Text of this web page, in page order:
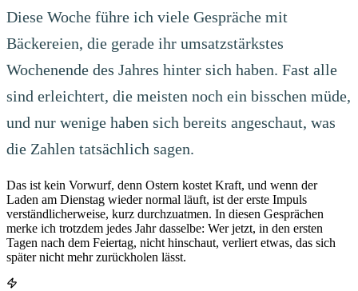
Diese Woche führe ich viele Gespräche mit
Bäckereien, die gerade ihr umsatzstärkstes
Wochenende des Jahres hinter sich haben. Fast alle
sind erleichtert, die meisten noch ein bisschen müde,
und nur wenige haben sich bereits angeschaut, was
die Zahlen tatsächlich sagen.
Das ist kein Vorwurf, denn Ostern kostet Kraft, und wenn der
Laden am Dienstag wieder normal läuft, ist der erste Impuls
verständlicherweise, kurz durchzuatmen. In diesen Gesprächen
merke ich trotzdem jedes Jahr dasselbe: Wer jetzt, in den ersten
Tagen nach dem Feiertag, nicht hinschaut, verliert etwas, das sich
später nicht mehr zurückholen lässt.